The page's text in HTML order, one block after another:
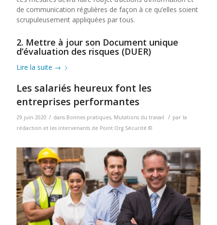
de communication régulières de façon à ce qu’elles soient
scrupuleusement appliquées par tous.
2. Mettre à jour son Document unique
d’évaluation des risques (DUER)
Lire la suite →
Les salariés heureux font les
entreprises performantes
29 juin 2020 / dans Bonnes pratiques, Mutations du travail / par la
rédaction et les intervenants de Point Org Sécurité ©